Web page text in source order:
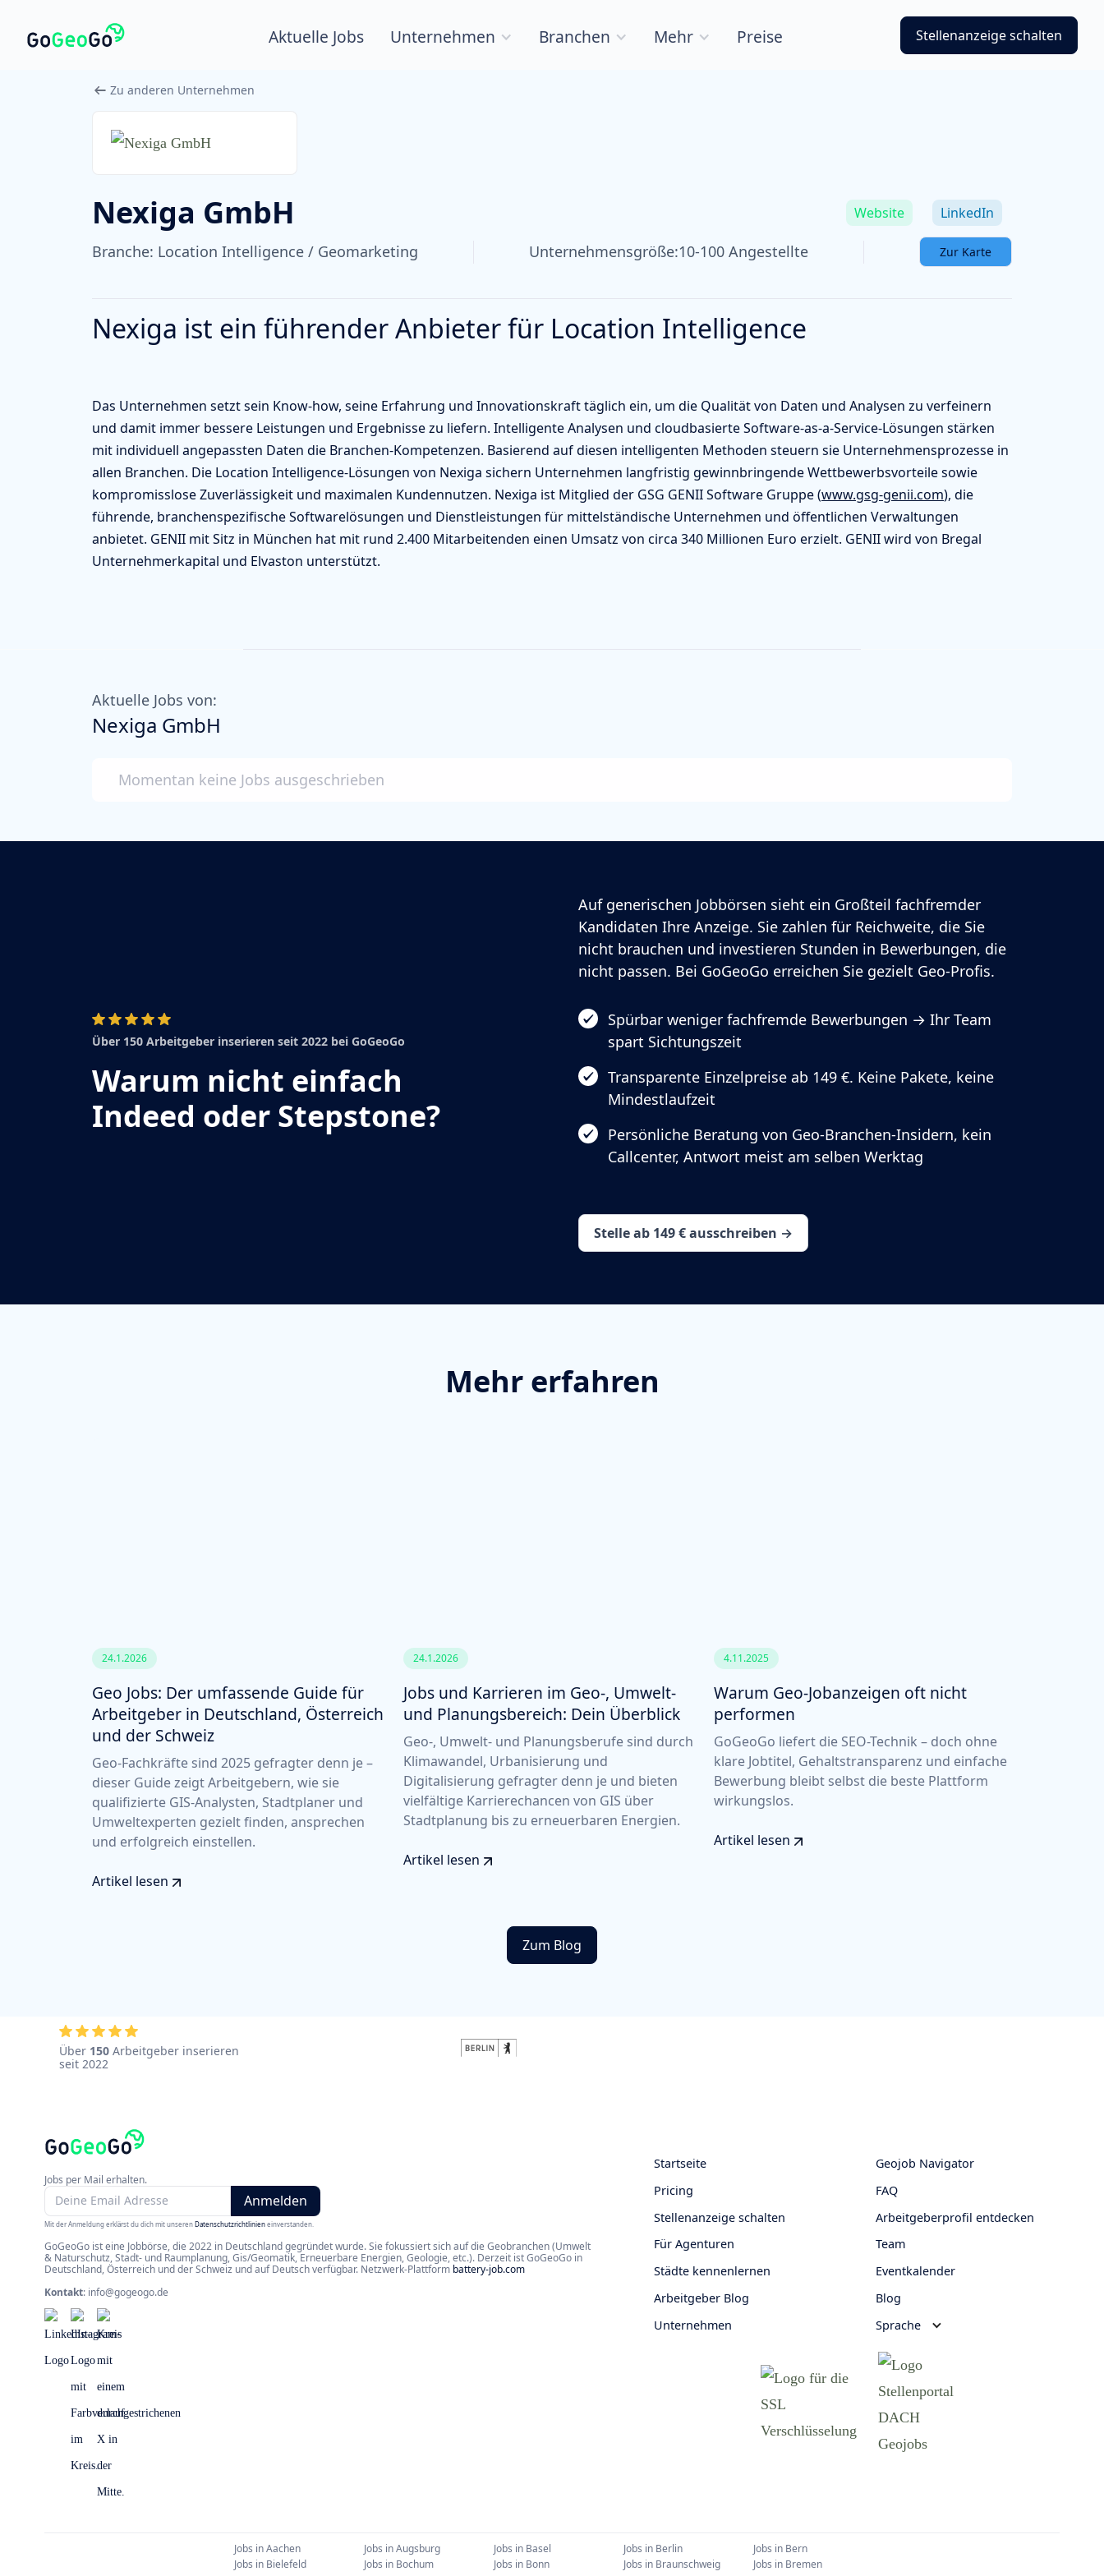
Aktuelle Jobs Unternehmen Branchen Mehr Preise Stellenanzeige schalten
Zu anderen Unternehmen
Nexiga GmbH Website LinkedIn
Branche: Location Intelligence / Geomarketing Unternehmensgröße:10-100 Angestellte Zur Karte
Nexiga ist ein führender Anbieter für Location Intelligence
Das Unternehmen setzt sein Know-how, seine Erfahrung und Innovationskraft täglich ein, um die Qualität von Daten und Analysen zu verfeinern
und damit immer bessere Leistungen und Ergebnisse zu liefern. Intelligente Analysen und cloudbasierte Software-as-a-Service-Lösungen stärken
mit individuell angepassten Daten die Branchen-Kompetenzen. Basierend auf diesen intelligenten Methoden steuern sie Unternehmensprozesse in
allen Branchen. Die Location Intelligence-Lösungen von Nexiga sichern Unternehmen langfristig gewinnbringende Wettbewerbsvorteile sowie
kompromisslose Zuverlässigkeit und maximalen Kundennutzen. Nexiga ist Mitglied der GSG GENII Software Gruppe (www.gsg-genii.com), die
führende, branchenspezifische Softwarelösungen und Dienstleistungen für mittelständische Unternehmen und öffentlichen Verwaltungen
anbietet. GENII mit Sitz in München hat mit rund 2.400 Mitarbeitenden einen Umsatz von circa 340 Millionen Euro erzielt. GENII wird von Bregal
Unternehmerkapital und Elvaston unterstützt.
Aktuelle Jobs von:
Nexiga GmbH
Momentan keine Jobs ausgeschrieben
Über 150 Arbeitgeber inserieren seit 2022 bei GoGeoGo
Warum nicht einfach
Indeed oder Stepstone?
Auf generischen Jobbörsen sieht ein Großteil fachfremder
Kandidaten Ihre Anzeige. Sie zahlen für Reichweite, die Sie
nicht brauchen und investieren Stunden in Bewerbungen, die
nicht passen. Bei GoGeoGo erreichen Sie gezielt Geo-Profis.
Spürbar weniger fachfremde Bewerbungen → Ihr Team
spart Sichtungszeit
Transparente Einzelpreise ab 149 €. Keine Pakete, keine
Mindestlaufzeit
Persönliche Beratung von Geo-Branchen-Insidern, kein
Callcenter, Antwort meist am selben Werktag
Stelle ab 149 € ausschreiben →
Mehr erfahren
24.1.2026
Geo Jobs: Der umfassende Guide für
Arbeitgeber in Deutschland, Österreich
und der Schweiz
Geo-Fachkräfte sind 2025 gefragter denn je –
dieser Guide zeigt Arbeitgebern, wie sie
qualifizierte GIS-Analysten, Stadtplaner und
Umweltexperten gezielt finden, ansprechen
und erfolgreich einstellen.
Artikel lesen
24.1.2026
Jobs und Karrieren im Geo-, Umwelt-
und Planungsbereich: Dein Überblick
Geo-, Umwelt- und Planungsberufe sind durch
Klimawandel, Urbanisierung und
Digitalisierung gefragter denn je und bieten
vielfältige Karrierechancen von GIS über
Stadtplanung bis zu erneuerbaren Energien.
Artikel lesen
4.11.2025
Warum Geo-Jobanzeigen oft nicht
performen
GoGeoGo liefert die SEO-Technik – doch ohne
klare Jobtitel, Gehaltstransparenz und einfache
Bewerbung bleibt selbst die beste Plattform
wirkungslos.
Artikel lesen
Zum Blog
Über 150 Arbeitgeber inserieren
seit 2022
Jobs per Mail erhalten.
Mit der Anmeldung erklärst du dich mit unserenDatenschutzrichtlinieneinverstanden.
GoGeoGo ist eine Jobbörse, die 2022 in Deutschland gegründet wurde. Sie fokussiert sich auf die Geobranchen (Umwelt
& Naturschutz, Stadt- und Raumplanung, Gis/Geomatik, Erneuerbare Energien, Geologie, etc.). Derzeit ist GoGeoGo in
Deutschland, Österreich und der Schweiz und auf Deutsch verfügbar. Netzwerk-Plattform battery-job.com
Kontakt: info@gogeogo.de
Startseite
Pricing
Stellenanzeige schalten
Für Agenturen
Städte kennenlernen
Arbeitgeber Blog
Unternehmen
Geojob Navigator
FAQ
Arbeitgeberprofil entdecken
Team
Eventkalender
Blog
Sprache
Jobs inAachen Jobs inAugsburg Jobs in Basel Jobs in Berlin Jobs in Bern
Jobs in Bielefeld Jobs in Bochum Jobs in Bonn Jobs in Braunschweig Jobs in Bremen